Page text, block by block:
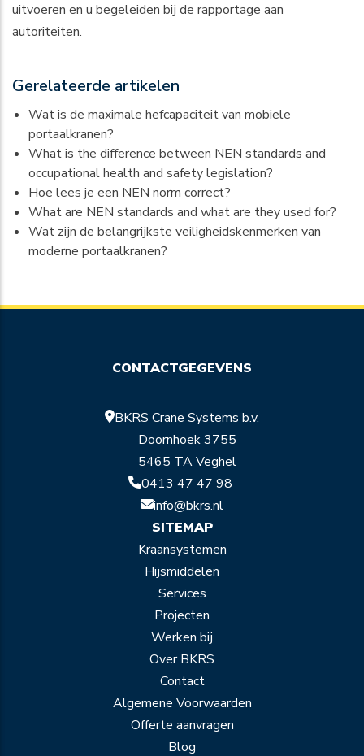
uitvoeren en u begeleiden bij de rapportage aan
autoriteiten.
Gerelateerde artikelen
Wat is de maximale hefcapaciteit van mobiele
portaalkranen?
What is the difference between NEN standards and
occupational health and safety legislation?
Hoe lees je een NEN norm correct?
What are NEN standards and what are they used for?
Wat zijn de belangrijkste veiligheidskenmerken van
moderne portaalkranen?
CONTACTGEGEVENS
BKRS Crane Systems b.v.
Doornhoek 3755
5465 TA Veghel
0413 47 47 98
info@bkrs.nl
SITEMAP
Kraansystemen
Hijsmiddelen
Services
Projecten
Werken bij
Over BKRS
Contact
Algemene Voorwaarden
Offerte aanvragen
Blog